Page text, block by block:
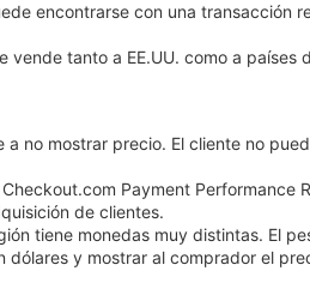
encontrarse con una transacción
tanto a EE.UU. como a
no mostrar precio. El cliente no
Payment Performance
de clientes.
tiene monedas muy distintas. El
y mostrar al comprador el